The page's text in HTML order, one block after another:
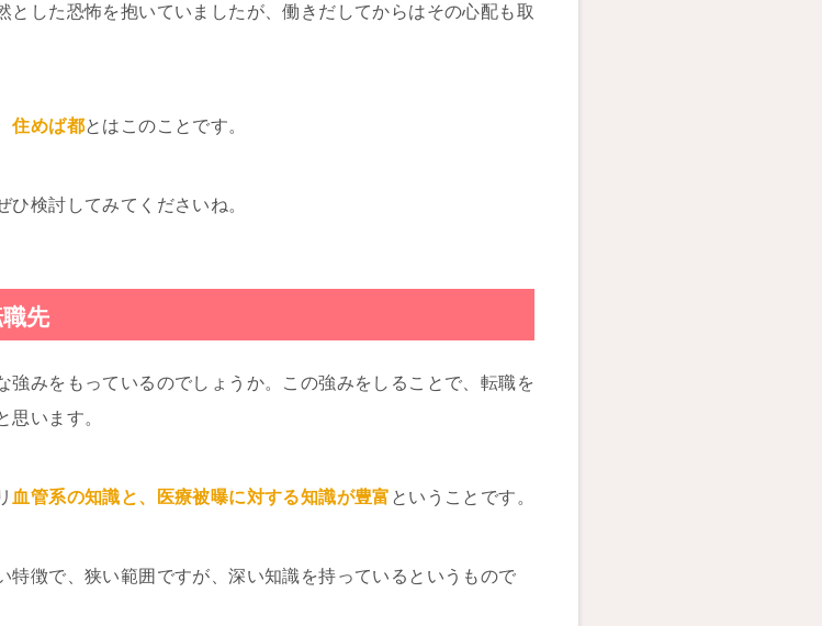
した恐怖を抱いていましたが、働きだしてからはその心配も取
住めば都とはこのことです。
検討してみてくださいね。
先
強みをもっているのでしょうか。この強みをしることで、転職を
思います。
血管系の知識と、医療被曝に対する知識が豊富 ということです。
特徴で、狭い範囲ですが、深い知識を持っているというもので